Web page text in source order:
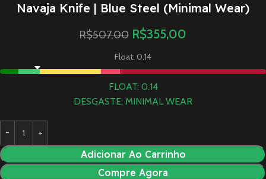
Navaja Knife | Blue Steel (Minimal Wear)
R$507,00 R$355,00
Float: 0.14
FLOAT: 0.14
DESGASTE: MINIMAL WEAR
Adicionar Ao Carrinho
Compre Agora